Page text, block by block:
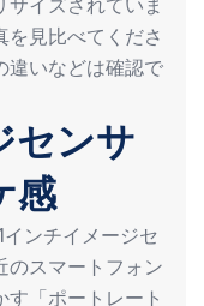
イズされていま
を見比べてくださ
違いなどは確認で
センサ
感
ンチイメージセ
のスマートフォン
「ポートレート